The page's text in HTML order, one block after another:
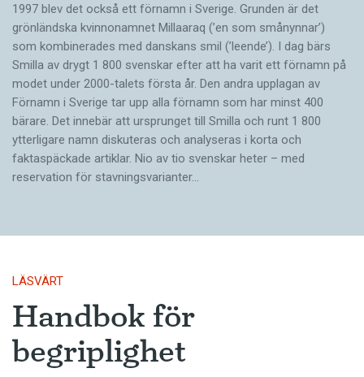
1997 blev det också ett förnamn i Sverige. Grunden är det
grönländska kvinnonamnet Millaaraq (’en som smånynnar’)
som kombinerades med danskans smil (’leende’). I dag bärs
Smilla av drygt 1 800 svenskar efter att ha varit ett förnamn på
modet under 2000-talets första år. Den andra upplagan av
Förnamn i Sverige tar upp alla förnamn som har minst 400
bärare. Det innebär att ursprunget till Smilla och runt 1 800
ytterligare namn diskuteras och analyseras i korta och
faktaspäckade artiklar. Nio av tio svenskar heter – med
reservation för stavningsvarianter…
LÄSVÄRT
Handbok för
begriplighet